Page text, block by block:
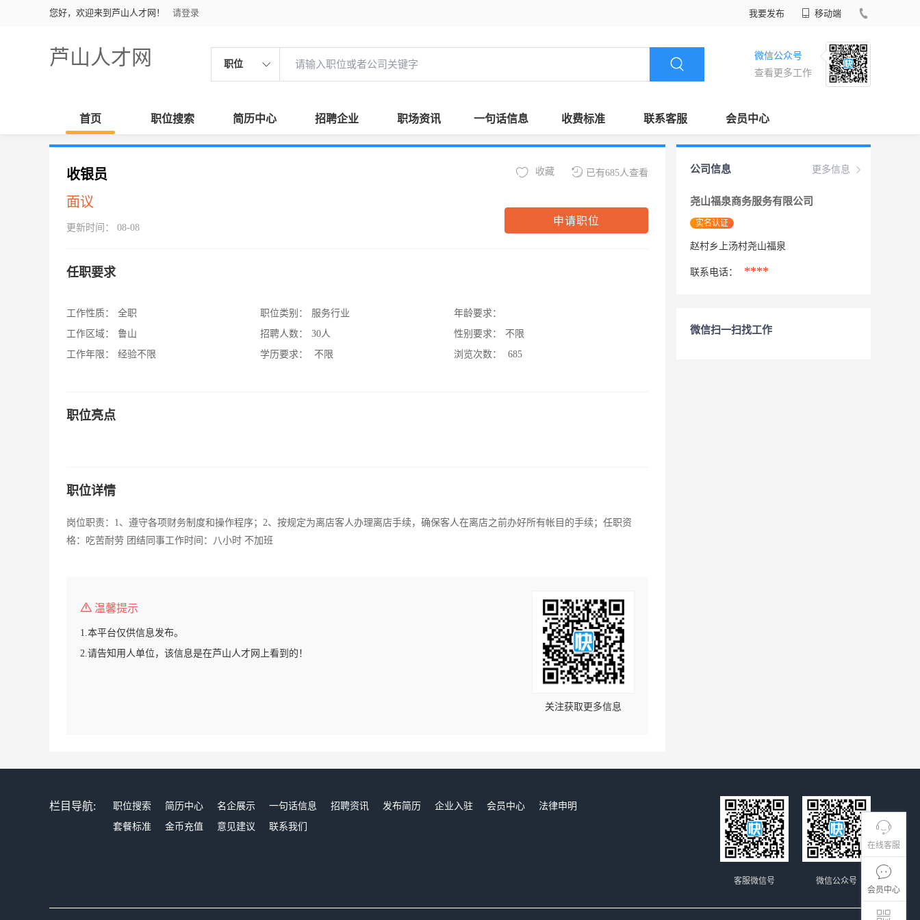
您好，欢迎来到芦山人才网！ 请登录 我要发布 移动端
芦山人才网 职位
微信公众号
查看更多工作
首页 职位搜索 简历中心 招聘企业 职场资讯 一句话信息 收费标准 联系客服 会员中心
在线客服
会员中心
收银员
面议
更新时间： 08-08
已有685人查看
收藏
申请职位
任职要求
工作性质：
全职
工作区域：
鲁山
工作年限：
经验不限
职位类别：
服务行业
招聘人数：
30人
学历要求：
不限
年龄要求：
性别要求：
不限
浏览次数：
685
职位亮点
职位详情
岗位职责：1、遵守各项财务制度和操作程序；2、按规定为离店客人办理离店手续，确保客人在离店之前办好所有帐目的手续；任职资
格：吃苦耐劳 团结同事工作时间：八小时 不加班
温馨提示
1.本平台仅供信息发布。
2.请告知用人单位，该信息是在芦山人才网上看到的！
关注获取更多信息
更多信息
公司信息
尧山福泉商务服务有限公司
实名认证
赵村乡上汤村尧山福泉
联系电话： ****
微信扫一扫找工作
栏目导航: 职位搜索 简历中心 名企展示 一句话信息 招聘资讯 发布简历 企业入驻 会员中心
法律申明
套餐标准
金币充值 意见建议 联系我们
微信公众号
客服微信号